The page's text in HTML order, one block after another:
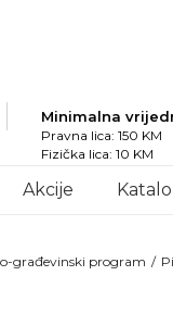
Minimalna
Pravna lica: 150 KM
Fizička lica: 10 KM
Akcije
građevinski program